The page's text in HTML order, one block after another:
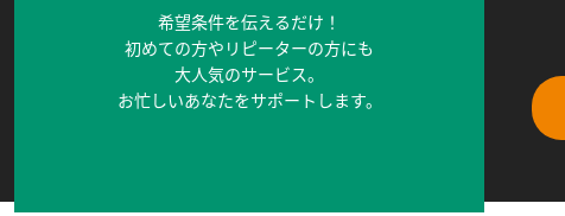
希望条件を伝えるだけ！
初めての方やリピーターの方にも
大人気のサービス。
お忙しいあなたをサポートします。